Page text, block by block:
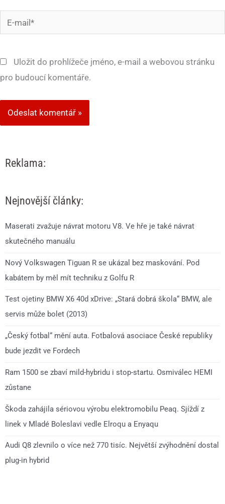
mail*
Uložit do prohlížeče jméno, e-mail a webovou stránku
pro budoucí komentáře.
Reklama:
Nejnovější články:
Maserati zvažuje návrat motoru V8. Ve hře je také návrat
skutečného manuálu
Nový Volkswagen Tiguan R se ukázal bez maskování. Pod
kabátem by měl mít techniku z Golfu R
Test ojetiny BMW X6 40d xDrive: „Stará dobrá škola“ BMW, ale
servis může bolet (2013)
„Český fotbal“ mění auta. Fotbalová asociace České republiky
bude jezdit ve Fordech
Ram 1500 se zbaví mild-hybridu i stop-startu. Osmiválec HEMI
zůstane
Škoda zahájila sériovou výrobu elektromobilu Peaq. Sjíždí z
linek v Mladé Boleslavi vedle Elroqu a Enyaqu
Audi Q8 zlevnilo o více než 770 tisíc. Největší zvýhodnění dostal
plug-in hybrid